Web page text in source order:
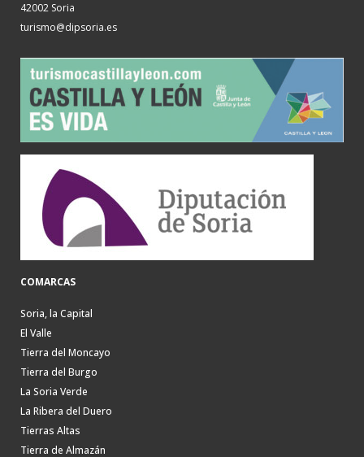
42002 Soria
turismo@dipsoria.es
COMARCAS
Soria, la Capital
El Valle
Tierra del Moncayo
Tierra del Burgo
La Soria Verde
La Ribera del Duero
Tierras Altas
Tierra de Almazán